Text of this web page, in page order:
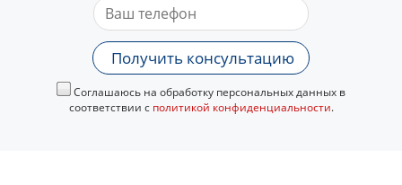
Получить консультацию
Соглашаюсь на обработку персональных данных в
соответствии с политикой конфиденциальности.